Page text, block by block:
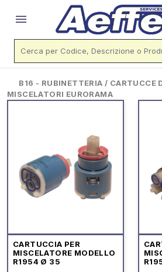
menu
B16 - RUBINETTERIA / CARTUCCE
MISCELATORI EURORAMA
CARTUCCIA PER
MISCELATORE MODELLO
R1954 Ø 35